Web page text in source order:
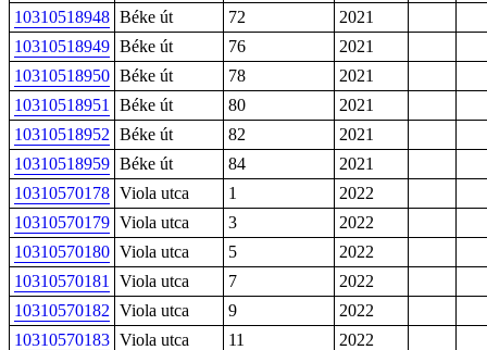
10310518948 Béke út 72
2021
10310518949 Béke út 76
2021
10310518950 Béke út 78
2021
10310518951
Béke út 80
2021
10310518952 Béke út 82
2021
10310518959 Béke út 84
2021
10310570178 Viola utca 1
2022
10310570179 Viola utca 3
2022
10310570180 Viola utca 5
2022
10310570181
Viola utca 7
2022
10310570182 Viola utca 9
2022
10310570183 Viola utca 11
2022